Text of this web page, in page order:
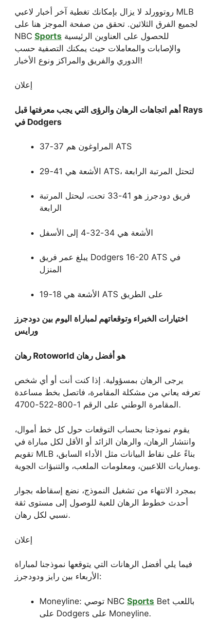
روتوورلد لا يزال بإمكانك تغطية آخر أخبار لاعبي MLB
لجميع الفرق الثلاثين. تحقق من صفحة الموجز هنا على
NBC Sports
والإصابات والمعاملات حيث يمكنك التصفية حسب
الدوري والفريق والمراكز ونوع الأخبار!
إعلان
أهم اتجاهات الرهان والرؤى التي يجب معرفتها قبل Rays
في Dodgers
المراوغون هم 37-37 ATS
الأشعة هي 41-29 ATS، لتحتل المرتبة الرابعة
فريق دودجرز هو 41-33 تحت، ليحتل المرتبة
الرابعة
الأشعة هي 34-32-4 إلى الأسفل
يبلغ عمر فريق Dodgers 16-20 ATS في
المنزل
الأشعة هي 18-19 ATS على الطريق
اختيارات الخبراء وتوقعاتهم لمباراة اليوم بين دودجرز
ورايس
رهان Rotoworld هو أفضل رهان
يرجى الرهان بمسؤولية. إذا كنت أنت أو أي شخص
تعرفه يعاني من مشكلة المقامرة، فاتصل بخط مساعدة
المقامرة الوطني على الرقم 1-800-522-4700.
يقوم نموذجنا بحساب التوقعات حول كل خط أموال،
وانتشار الرهان، والرهان الزائد أو الأقل لكل مباراة في
تقويم MLB بناءً على نقاط البيانات مثل الأداء السابق،
ومباريات اللاعبين، ومعلومات الملعب، والتنبؤات الجوية.
بمجرد الانتهاء من تشغيل النموذج، نضع إسقاطه بجوار
أحدث خطوط الرهان للعبة للوصول إلى مستوى ثقة
نسبي لكل رهان.
إعلان
فيما يلي أفضل الرهانات التي يتوقعها نموذجنا لمباراة
الأربعاء بين رايز ودودجرز:
Moneyline: توصي NBC Sports Bet باللعب
على Dodgers على Moneyline.